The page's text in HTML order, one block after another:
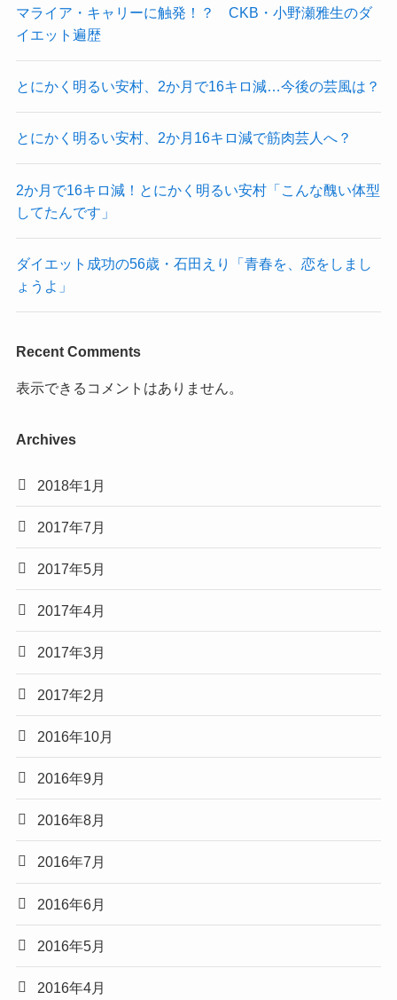
マライア・キャリーに触発！？ CKB・小野瀬雅生のダ
イエット遍歴
とにかく明るい安村、2か月で16キロ減…今後の芸風は？
とにかく明るい安村、2か月16キロ減で筋肉芸人へ？
2か月で16キロ減！とにかく明るい安村「こんな醜い体型
してたんです」
ダイエット成功の56歳・石田えり「青春を、恋をしまし
ょうよ」
Recent Comments
表示できるコメントはありません。
Archives
2018年1月
2017年7月
2017年5月
2017年4月
2017年3月
2017年2月
2016年10月
2016年9月
2016年8月
2016年7月
2016年6月
2016年5月
2016年4月